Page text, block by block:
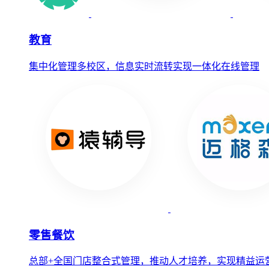
教育
集中化管理多校区，信息实时流转实现一体化在线管理
零售餐饮
总部+全国门店整合式管理，推动人才培养，实现精益运